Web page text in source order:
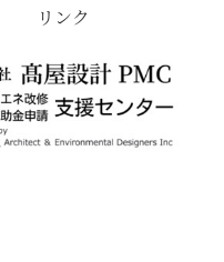
リンク